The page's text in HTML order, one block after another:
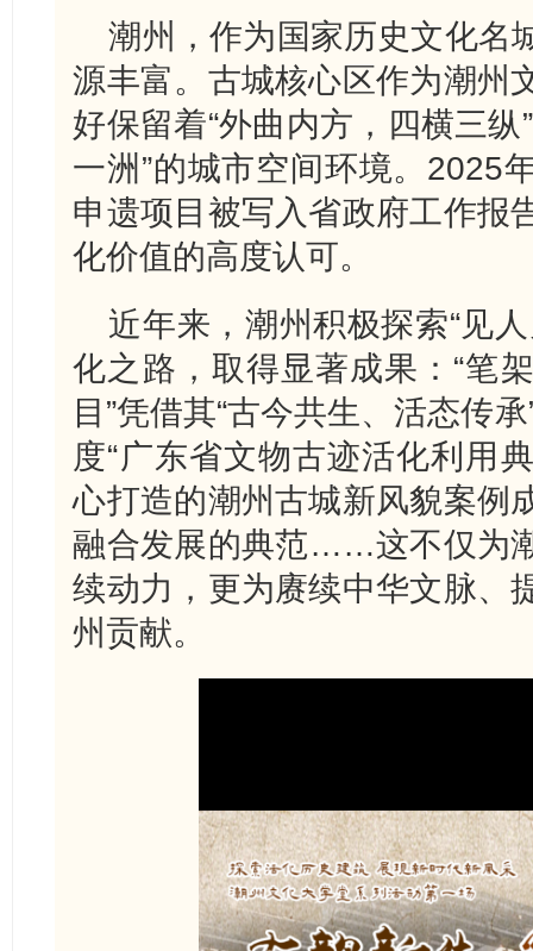
潮州，作为国家历史文化名
源丰富。古城核心区作为潮州
好保留着“外曲内方，四横三
一洲”的城市空间环境。2025
申遗项目被写入省政府工作报
化价值的高度认可。
近年来，潮州积极探索“见
化之路，取得显著成果：“笔
目”凭借其“古今共生、活态传
度“广东省文物古迹活化利用
心打造的潮州古城新风貌案例
融合发展的典范……这不仅为
续动力，更为赓续中华文脉、
州贡献。